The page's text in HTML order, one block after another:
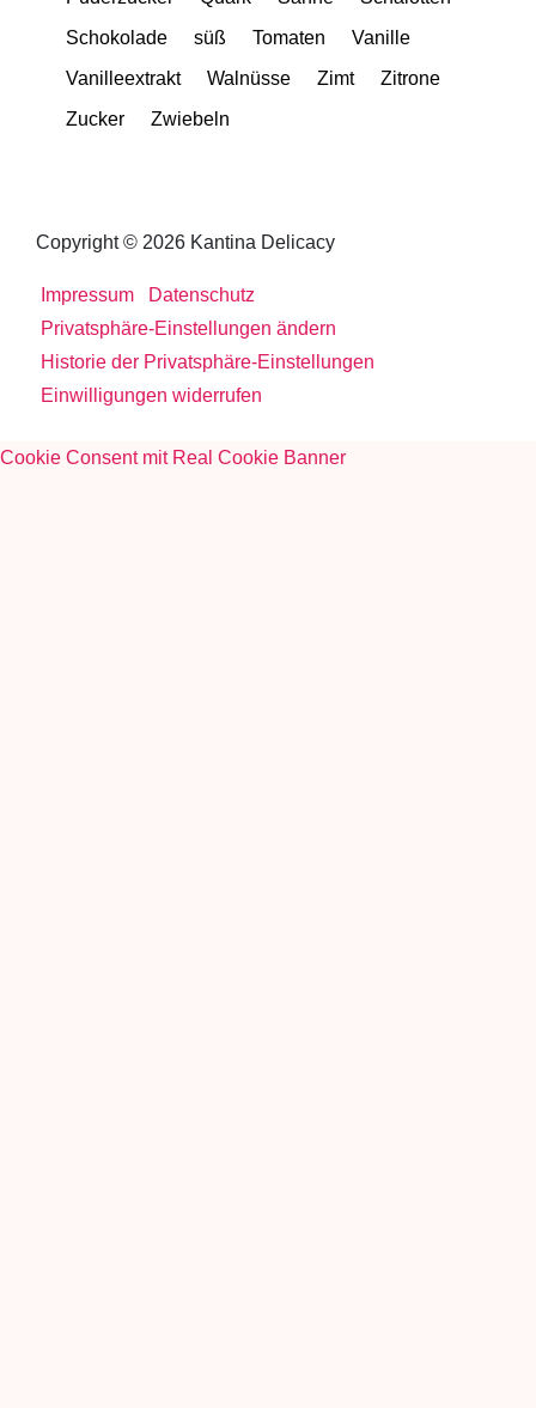
Schokolade
süß Tomaten
Vanille
Vanilleextrakt
Walnüsse Zimt
Zitrone
Zucker
Zwiebeln
Copyright © 2026 Kantina Delicacy
Impressum
Datenschutz
Privatsphäre-Einstellungen ändern
Historie der Privatsphäre-Einstellungen
Einwilligungen widerrufen
Cookie Consent mit Real Cookie Banner